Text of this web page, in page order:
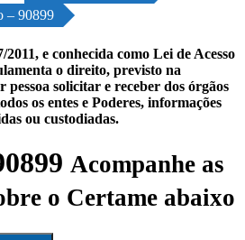
– 90899
e conhecida como Lei de Acesso
o direito, previsto na
solicitar e receber dos órgãos
os entes e Poderes, informações
ou custodiadas.
Acompanhe as
o Certame abaixo